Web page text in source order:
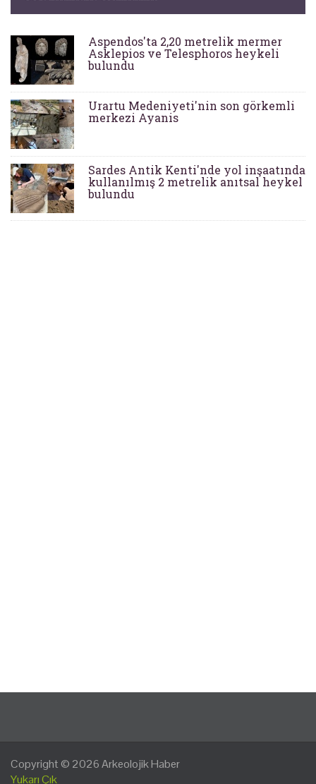
Aspendos'ta 2,20 metrelik mermer
Asklepios ve Telesphoros heykeli
bulundu
Urartu Medeniyeti'nin son görkemli
merkezi Ayanis
Sardes Antik Kenti'nde yol inşaatında
kullanılmış 2 metrelik anıtsal heykel
bulundu
Copyright © 2026Arkeolojik Haber
Yukarı Çık